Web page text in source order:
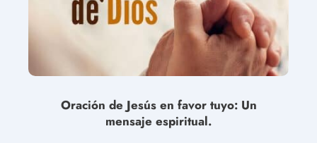
Oración de Jesús en favor tuyo: Un
mensaje espiritual.